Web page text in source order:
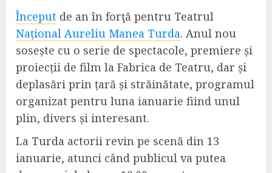
Început de an în forţă pentru Teatrul
Național Aureliu Manea Turda. Anul nou
sosește cu o serie de spectacole, premiere și
proiecții de film la Fabrica de Teatru, dar și
deplasări prin țară și străinătate, programul
organizat pentru luna ianuarie fiind unul
plin, divers și interesant.
La Turda actorii revin pe scenă din 13
ianuarie, atunci când publicul va putea